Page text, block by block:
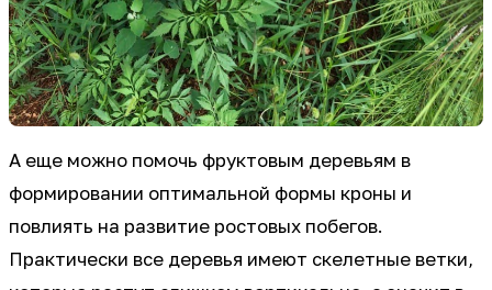
А еще можно помочь фруктовым деревьям в
формировании оптимальной формы кроны и
повлиять на развитие ростовых побегов.
Практически все деревья имеют скелетные ветки,